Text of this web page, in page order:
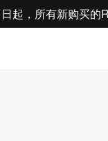
日起，所有新购买的